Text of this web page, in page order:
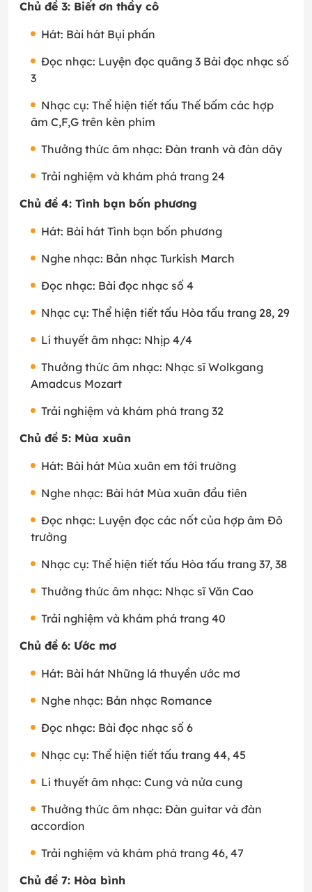
Chủ đề 3: Biết ơn thầy cô
Hát: Bài hát Bụi phấn
Đọc nhạc: Luyện đọc quãng 3 Bài đọc nhạc số
3
Nhạc cụ: Thể hiện tiết tấu Thế bấm các hợp
âm C,F,G trên kèn phím
Thưởng thức âm nhạc: Đàn tranh và đàn dây
Trải nghiệm và khám phá trang 24
Chủ đề 4: Tình bạn bốn phương
Hát: Bài hát Tình bạn bốn phương
Nghe nhạc: Bản nhạc Turkish March
Đọc nhạc: Bài đọc nhạc số 4
Nhạc cụ: Thể hiện tiết tấu Hòa tấu trang 28, 29
Lí thuyết âm nhạc: Nhịp 4/4
Thưởng thức âm nhạc: Nhạc sĩ Wolkgang
Amadcus Mozart
Trải nghiệm và khám phá trang 32
Chủ đề 5: Mùa xuân
Hát: Bài hát Mùa xuân em tới trường
Nghe nhạc: Bài hát Mùa xuân đầu tiên
Đọc nhạc: Luyện đọc các nốt của hợp âm Đô
trưởng
Nhạc cụ: Thể hiện tiết tấu Hòa tấu trang 37, 38
Thưởng thức âm nhạc: Nhạc sĩ Văn Cao
Trải nghiệm và khám phá trang 40
Chủ đề 6: Ước mơ
Hát: Bài hát Những lá thuyền ước mơ
Nghe nhạc: Bản nhạc Romance
Đọc nhạc: Bài đọc nhạc số 6
Nhạc cụ: Thể hiện tiết tấu trang 44, 45
Lí thuyết âm nhạc: Cung và nửa cung
Thưởng thức âm nhạc: Đàn guitar và đàn
accordion
Trải nghiệm và khám phá trang 46, 47
Chủ đề 7: Hòa bình